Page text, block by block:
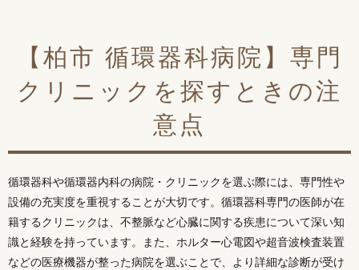
【柏市 循環器科病院】専門
クリニックを探すときの注
意点
循環器科や循環器内科の病院・クリニックを選ぶ際には、専門性や
設備の充実度を重視することが大切です。循環器科専門の医師が在
籍するクリニックは、不整脈など心臓に関する疾患について深い知
識と経験を持っています。また、ホルター心電図や超音波検査装置
などの医療機器が整った病院を選ぶことで、より詳細な診断が受け